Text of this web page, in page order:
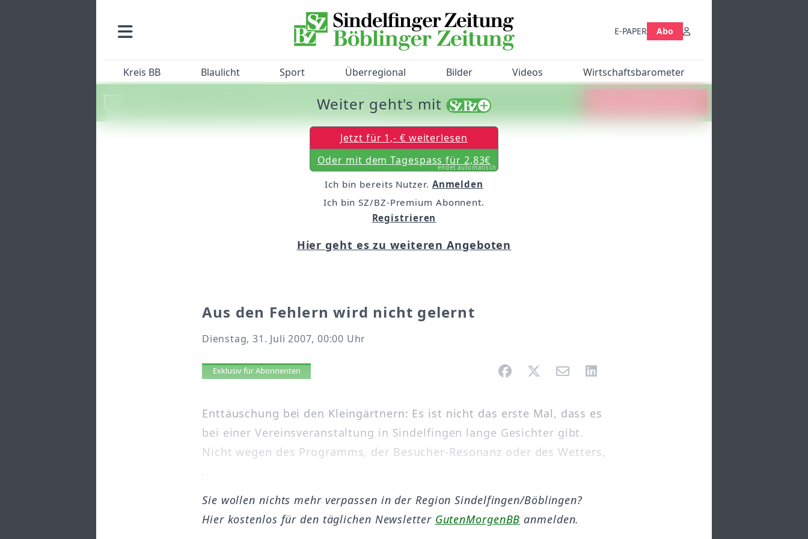
E-PAPER Abo
Kreis BB Blaulicht Sport Überregional Bilder Videos Wirtschaftsbarometer
Machen Sie mit beim SZ/BZ-Bürgerbarometer!
Aus den Fehlern wird nicht gelernt
Dienstag, 31. Juli 2007, 00:00 Uhr
Artikel vorlesen
Exklusiv für Abonnenten
Enttäuschung bei den Kleingärtnern: Es ist nicht das erste Mal, dass es
bei einer Vereinsveranstaltung in Sindelfingen lange Gesichter gibt.
Nicht wegen des Programms, der Besucher-Resonanz oder des Wetters,
Weiter geht's mit
Jetzt für 1,- € weiterlesen
Oder mit dem Tagespass für 2,83€
endet automatisch
Ich bin bereits Nutzer. Anmelden
Ich bin SZ/BZ-Premium Abonnent.
Registrieren
Hier geht es zu weiteren Angeboten
Sie wollen nichts mehr verpassen in der Region Sindelfingen/Böblingen?
Hier kostenlos für den täglichen Newsletter GutenMorgenBB anmelden.